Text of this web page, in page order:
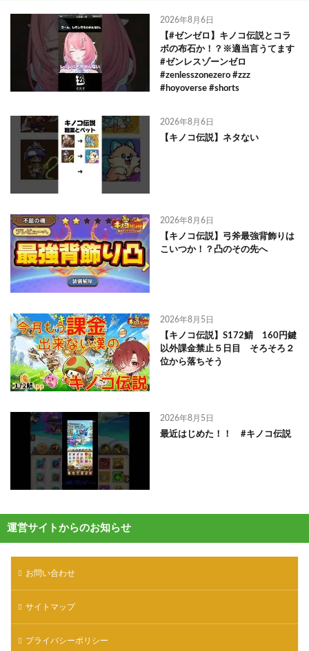
2026年8月6日
【#ゼンゼロ】キノコ伝説とコラ
ボの布石か！？※適当言うてます
#ゼンレスゾーンゼロ
#zenlesszonezero #zzz
#hoyoverse #shorts
2026年8月6日
【キノコ伝説】ネタない
2026年8月6日
【キノコ伝説】弓斧最強背飾りは
こいつか！？凸のその先へ
2026年8月5日
【キノコ伝説】S172鯖 160円鍵
以外課金禁止５日目 そろそろ２
位から落ちそう
2026年8月5日
最近はじめた！！ #キノコ伝説
運営サイトからのお知らせ
お問い合わせ
サイトマップ
プライバシーポリシー